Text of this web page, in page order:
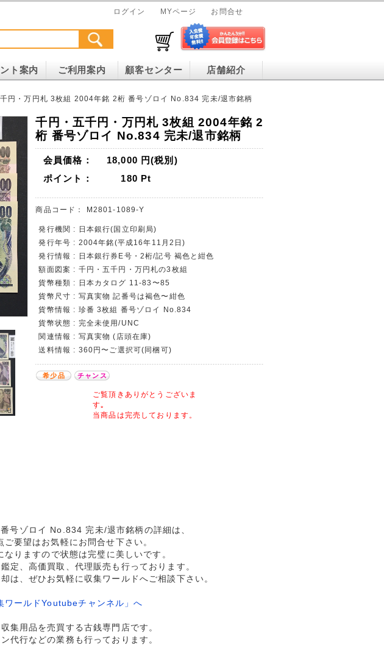
ログイン MYページ お問合せ
ト案内 ご利用案内 顧客センター 店舗紹介
円・万円札 3枚組 2004年銘 2桁 番号ゾロイ No.834 完未/退市銘柄
千円・五千円・万円札 3枚組 2004年銘 2
桁 番号ゾロイ No.834 完未/退市銘柄
会員価格： 18,000 円(税別)
ポイント：
180 Pt
商品コード： M2801-1089-Y
発行機関 : 日本銀行(国立印刷局)
発行年号 : 2004年銘(平成16年11月2日)
発行情報 : 日本銀行券E号・2桁/記号 褐色と紺色
額面図案 : 千円・五千円・万円札の3枚組
貨幣種類 : 日本カタログ 11-83〜85
貨幣尺寸 : 写真実物 記番号は褐色〜紺色
貨幣情報 : 珍番 3枚組 番号ゾロイ No.834
貨幣状態 : 完全未使用/UNC
関連情報 : 写真実物 (店頭在庫)
送料情報 : 360円〜ご選択可(同梱可)
希少品 チャンス
ご覧頂きありがとうございま
す｡
当商品は完売しております。
号ゾロイ No.834 完未/退市銘柄の詳細は、
要望はお気軽にお問合せ下さい。
りますので状態は完璧に美しいです。
定、高価買取、代理販売も行っております。
は、ぜひお気軽に収集ワールドへご相談下さい。
ールドYoutubeチャンネル」へ
集用品を売買する古銭専門店です。
代行などの業務も行っております。